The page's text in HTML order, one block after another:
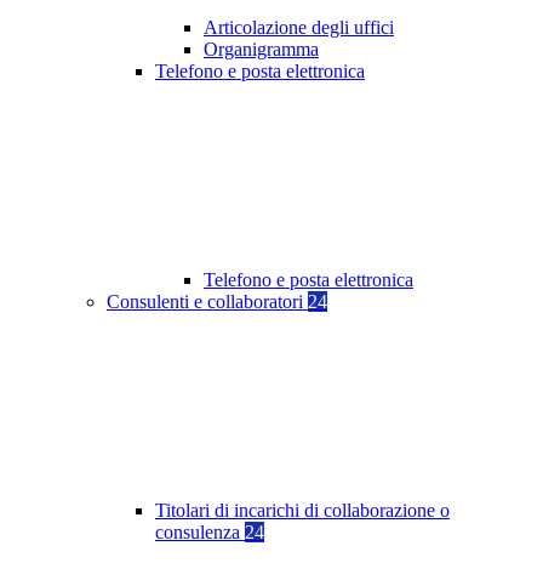
Articolazione degli uffici
Organigramma
Telefono e posta elettronica
Telefono e posta elettronica
Consulenti e collaboratori 24
Titolari di incarichi di collaborazione o
consulenza 24